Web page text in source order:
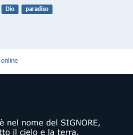
Dio paradiso
online